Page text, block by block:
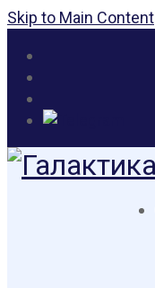
Skip to Main Content